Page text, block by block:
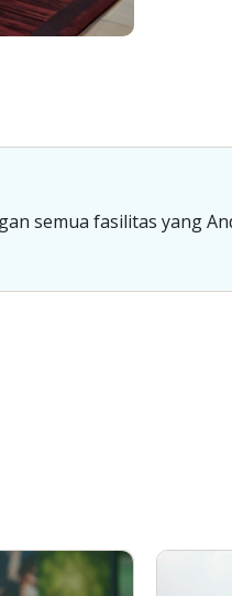
semua fasilitas yang